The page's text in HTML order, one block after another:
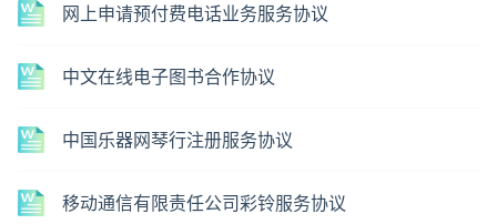
网上申请预付费电话业务服务协议
中文在线电子图书合作协议
中国乐器网琴行注册服务协议
移动通信有限责任公司彩铃服务协议